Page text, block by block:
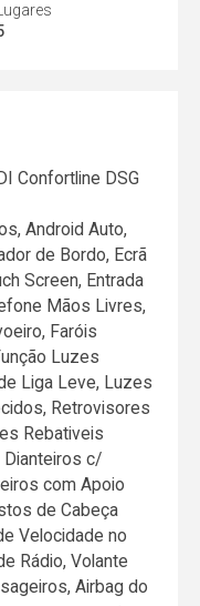
Confortline DSG
Android Auto,
de Bordo, Ecrã
Screen, Entrada
Mãos Livres,
Faróis
Luzes
Liga Leve, Luzes
Retrovisores
Rebativeis
Dianteiros c/
com Apoio
de Cabeça
Velocidade no
Rádio, Volante
Airbag do